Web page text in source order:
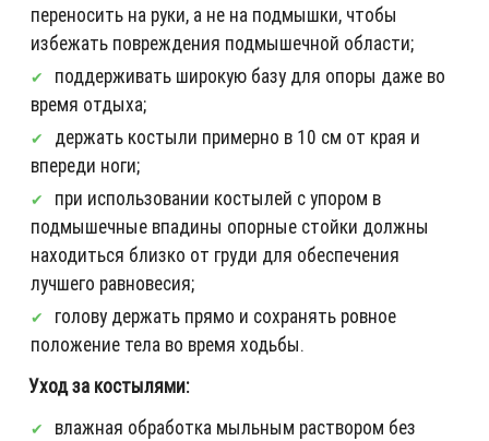
переносить на руки, а не на подмышки, чтобы
избежать повреждения подмышечной области;
поддерживать широкую базу для опоры даже во
время отдыха;
держать костыли примерно в 10 см от края и
впереди ноги;
при использовании костылей с упором в
подмышечные впадины опорные стойки должны
находиться близко от груди для обеспечения
лучшего равновесия;
голову держать прямо и сохранять ровное
положение тела во время ходьбы.
Уход за костылями:
влажная обработка мыльным раствором без